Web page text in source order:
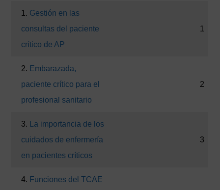
1. Gestión en las
consultas del paciente
crítico de AP
1
2. Embarazada,
paciente crítico para el
profesional sanitario
2
3.
La importancia de los
cuidados de enfermería
en pacientes críticos
3
4. Funciones del TCAE